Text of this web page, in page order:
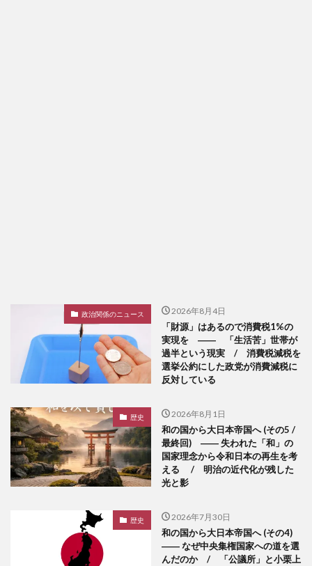
政治関係のニュース 2026年8月4日
「財源」はあるので消費税1%の
実現を ―― 「生活苦」世帯が
過半という現実 / 消費税減税を
選挙公約にした政党が消費減税に
反対している
歴史 2026年8月1日
和の国から大日本帝国へ (その5 /
最終回) ―― 失われた「和」の
国家理念から令和日本の再生を考
える / 明治の近代化が残した
光と影
歴史 2026年7月30日
和の国から大日本帝国へ (その4)
―― なぜ中央集権国家への道を選
んだのか / 「公議所」と小栗上